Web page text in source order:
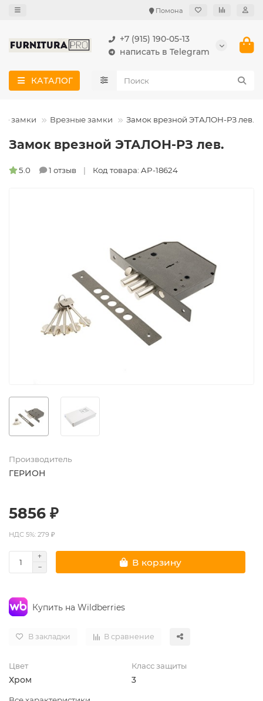
Помона
+7 (915) 190-05-13
написать в Telegram
КАТАЛОГ
замки Врезные замки Замок врезной ЭТАЛОН-РЗ лев.
Замок врезной ЭТАЛОН-РЗ лев.
5.0 1 отзыв Код товара: AP-18624
Производитель
ГЕРИОН
5856 ₽
НДС 5%: 279 ₽
В корзину
Купить на Wildberries
В закладки В сравнение
Цвет
Хром
Класс защиты
3